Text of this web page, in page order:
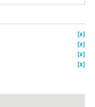
[x]
[x]
[x]
[x]